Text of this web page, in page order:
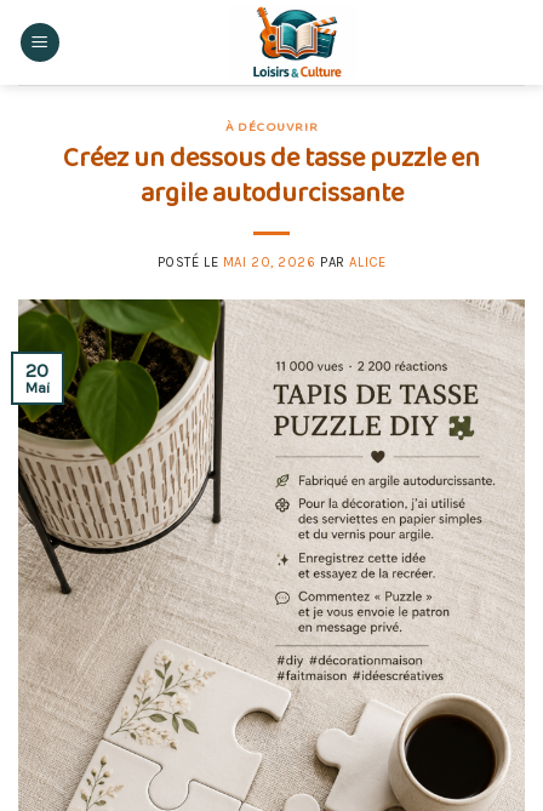
À DÉCOUVRIR
Créez un dessous de tasse puzzle en
argile autodurcissante
POSTÉ LE MAI 20, 2026 PARALICE
20
Mai